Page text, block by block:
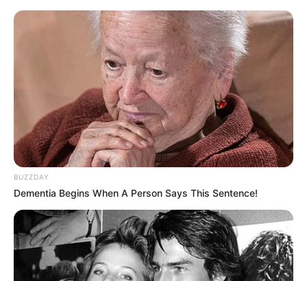
BUZZDAY
Dementia Begins When A Person Says This Sentence!